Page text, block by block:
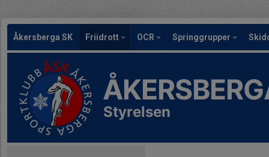
Åkersberga SK Friidrott OCR Springgrupper
Styrelsen